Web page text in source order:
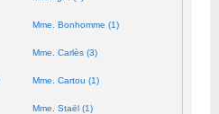
Mme. Bonhomme (1)
Mme. Carlès (3)
Mme. Cartou (1)
Mme. Staël (1)